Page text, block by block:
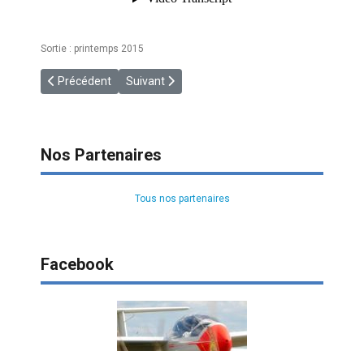
Sortie : printemps 2015
Article précédent : [VIDEO] Easyglider
Précédent Article suivant : [VIDEO] The Gliding Soul 2014
Suivant
Nos Partenaires
Tous nos partenaires
Facebook